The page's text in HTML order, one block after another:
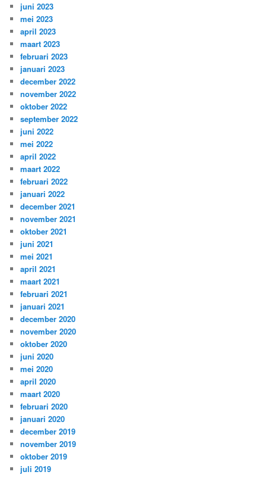
juni 2023
mei 2023
april 2023
maart 2023
februari 2023
januari 2023
december 2022
november 2022
oktober 2022
september 2022
juni 2022
mei 2022
april 2022
maart 2022
februari 2022
januari 2022
december 2021
november 2021
oktober 2021
juni 2021
mei 2021
april 2021
maart 2021
februari 2021
januari 2021
december 2020
november 2020
oktober 2020
juni 2020
mei 2020
april 2020
maart 2020
februari 2020
januari 2020
december 2019
november 2019
oktober 2019
juli 2019